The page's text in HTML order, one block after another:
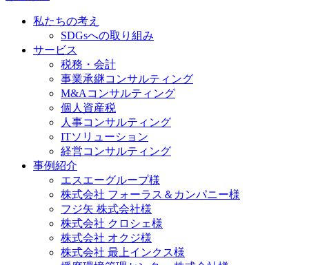
私たちの考え
SDGsへの取り組み
サービス
税務・会計
事業承継コンサルティング
M&Aコンサルティング
個人資産税
人事コンサルティング
ITソリューション
経営コンサルティング
事例紹介
エスエーグループ様
株式会社 フォーラス＆カンパニー様
フジ矢 株式会社様
株式会社 クロシェ様
株式会社 オクジ様
株式会社 最上インクス様